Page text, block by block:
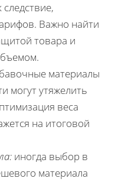
следствие,
Важно найти
товара и
материалы
могут утяжелить
веса
на итоговой
иногда выбор в
материала